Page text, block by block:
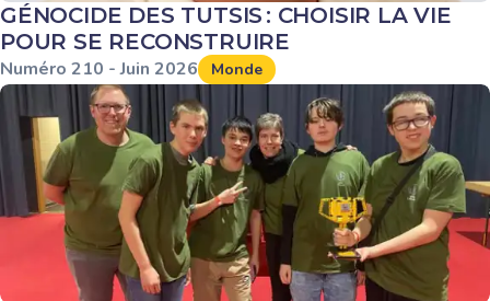
GÉNOCIDE DES TUTSIS : CHOISIR LA VIE
POUR SE RECONSTRUIRE
Numéro 210 - Juin 2026 Monde